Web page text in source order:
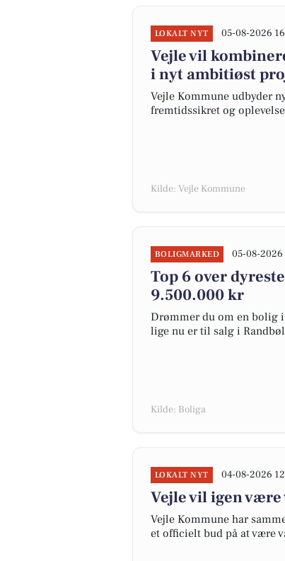
LOKALT NYT 05-08-2026
Vejle vil
i nyt ambitiøst
Vejle Kommune udbyder
fremtidssikret og
Kilde: Vejle Kommune
BOLIGMARKED 05-08-2026
Top 6 over
9.500.000 kr
Drømmer du om en bolig
lige nu er til salg i
Kilde: Boliga
LOKALT NYT 04-08-2026
Vejle vil igen
Vejle Kommune har
et officielt bud på at være